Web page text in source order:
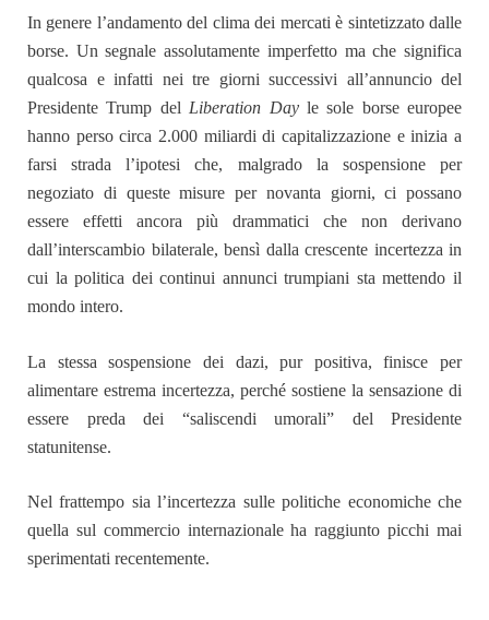
In genere l’andamento del clima dei mercati è sintetizzato dalle
borse. Un segnale assolutamente imperfetto ma che significa
qualcosa e infatti nei tre giorni successivi all’annuncio del
Presidente Trump delLiberation Day le sole borse europee
hanno perso circa 2.000 miliardi di capitalizzazione e inizia a
farsi strada l’ipotesi che, malgrado la sospensione per
negoziato di queste misure per novanta giorni, ci possano
essere effetti ancora più drammatici che non derivano
dall’interscambio bilaterale, bensì dalla crescente incertezza in
cui la politica dei continui annunci trumpiani sta mettendo il
mondo intero.
La stessa sospensione dei dazi, pur positiva, finisce per
alimentare estrema incertezza, perché sostiene la sensazione di
essere preda dei “saliscendi umorali” del Presidente
statunitense.
Nel frattempo sia l’incertezza sulle politiche economiche che
quella sul commercio internazionale ha raggiunto picchi mai
sperimentati recentemente.